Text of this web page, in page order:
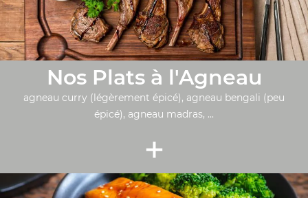
Nos Plats à l'Agneau
agneau curry (légèrement épicé), agneau bengali (peu
épicé), agneau madras, ...
+